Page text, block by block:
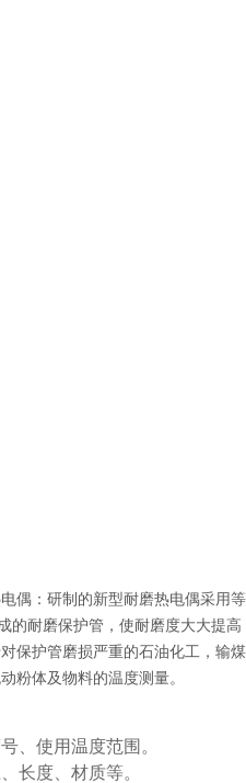
偶：研制的新型耐磨热电偶采用
的耐磨保护管，使耐磨度大大提
保护管磨损严重的石油化工，输
粉体及物料的温度测量。
、使用温度范围。
长度、材质等。